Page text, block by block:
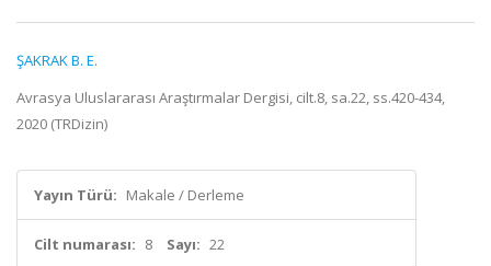
ŞAKRAK B. E.
Avrasya Uluslararası Araştırmalar Dergisi, cilt.8, sa.22, ss.420-434,
2020 (TRDizin)
Yayın Türü: Makale / Derleme
Cilt numarası: 8 Sayı: 22